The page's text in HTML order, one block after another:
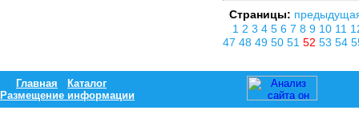
Страницы:
1 2 3 4 5 6 7 8 9 10 11
47 48 49 50 51 52 53 54
Главная
Каталог
Размещение информации